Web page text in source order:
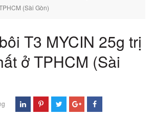
(Sài Gòn)
T3 MYCIN 25g trị
ở TPHCM (Sài